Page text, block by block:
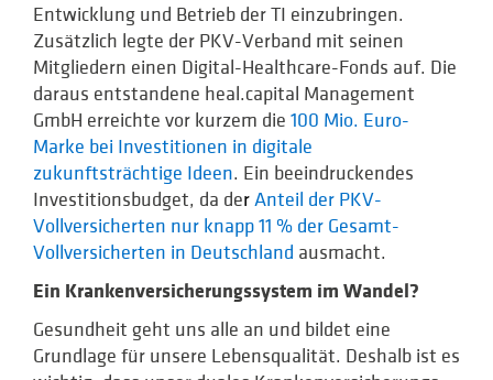
Entwicklung und Betrieb der TI einzubringen.
Zusätzlich legte der PKV-Verband mit seinen
Mitgliedern einen Digital-Healthcare-Fonds auf. Die
daraus entstandene heal.capital Management
GmbH erreichte vor kurzem die 100 Mio. Euro-
Marke bei Investitionen in digitale
zukunftsträchtige Ideen. Ein beeindruckendes
Investitionsbudget, da der Anteil der PKV-
Vollversicherten nur knapp 11 % der Gesamt-
Vollversicherten in Deutschland ausmacht.
Ein Krankenversicherungssystem im Wandel?
Gesundheit geht uns alle an und bildet eine
Grundlage für unsere Lebensqualität. Deshalb ist es